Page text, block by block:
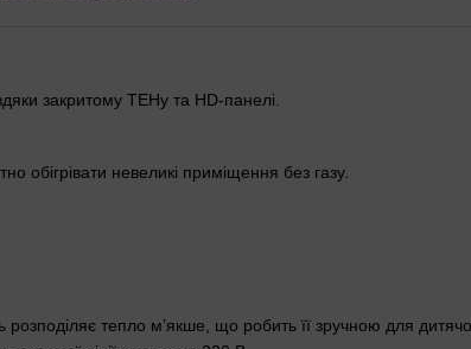
закритому ТЕНу та HD-панелі.
обігрівати невеликі приміщення без газу.
тепло м’якше, що робить її зручною для